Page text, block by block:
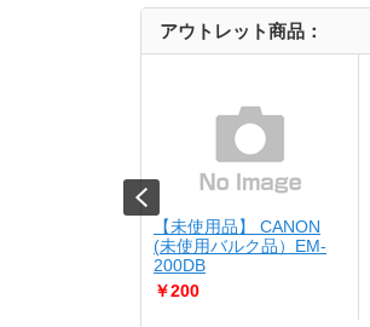
アウトレット商品：
【未使用品】 CANON
(未使用バルク品）EM-
200DB
￥200